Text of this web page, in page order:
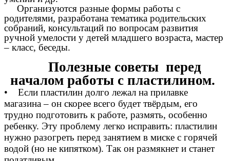
Организуются разные формы работы с
родителями, разработана тематика родительских
собраний, консультаций по вопросам развития
ручной умелости у детей младшего возраста, мастер
– класс, беседы.
Полезные советы перед
началом работы с пластилином.
• Если пластилин долго лежал на прилавке
магазина – он скорее всего будет твёрдым, его
трудно подготовить к работе, размять, особенно
ребенку. Эту проблему легко исправить: пластилин
нужно разогреть перед занятием в миске с горячей
водой (но не кипятком). Так он размякнет и станет